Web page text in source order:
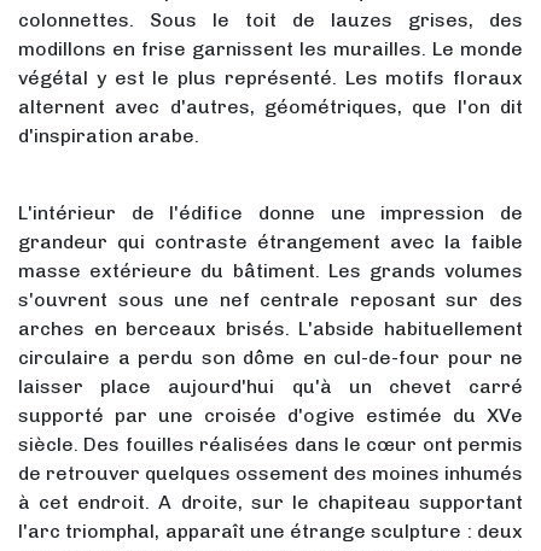
colonnettes. Sous le toit de lauzes grises, des
modillons en frise garnissent les murailles. Le monde
végétal y est le plus représenté. Les motifs floraux
alternent avec d'autres, géométriques, que l'on dit
d'inspiration arabe.
L'intérieur de l'édifice donne une impression de
grandeur qui contraste étrangement avec la faible
masse extérieure du bâtiment. Les grands volumes
s'ouvrent sous une nef centrale reposant sur des
arches en berceaux brisés. L'abside habituellement
circulaire a perdu son dôme en cul-de-four pour ne
laisser place aujourd'hui qu'à un chevet carré
supporté par une croisée d'ogive estimée du XVe
siècle. Des fouilles réalisées dans le cœur ont permis
de retrouver quelques ossement des moines inhumés
à cet endroit. A droite, sur le chapiteau supportant
l'arc triomphal, apparaît une étrange sculpture : deux